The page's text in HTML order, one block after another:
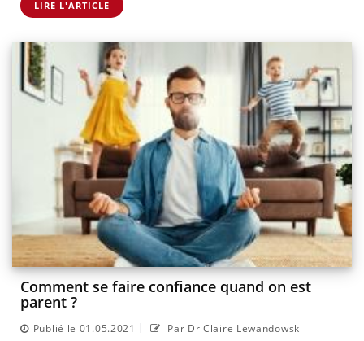
LIRE L'ARTICLE
Comment se faire confiance quand on est
parent ?
Publié le 01.05.2021 | Par Dr Claire Lewandowski